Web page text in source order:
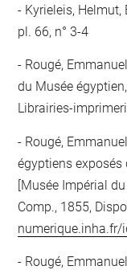
Kyrieleis, Helmut,
pl. 66, n° 3-4
Rougé,
du Musée
Librairies-
Rougé,
égyptiens exposés
[Musée Impérial
Comp., 1855,
numerique.inha.fr/
Rougé,